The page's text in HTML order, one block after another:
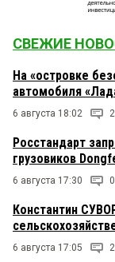
СВЕЖИЕ
На «островке
автомобиля
6 августа 18:02 2
Росстандарт
грузовиков
6 августа 17:30 0
Константин
6 августа 17:05 2